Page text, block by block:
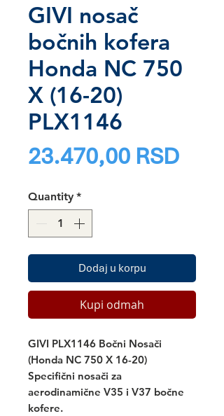
GIVI nosač
bočnih kofera
Honda NC 750
X (16-20)
PLX1146
23.470,00 RSDPrice
Quantity *
Dodaj u korpu
Kupi odmah
GIVI PLX1146 Bočni Nosači
(Honda NC 750 X 16-20)
Specifični nosači za
aerodinamične V35 i V37 bočne
kofere.